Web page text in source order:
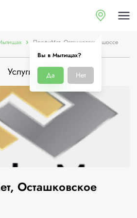
Вы в Мытищах?
Да Нет
ПрофиМет, Осташковское шоссе
Услуги О компании
Осташковское